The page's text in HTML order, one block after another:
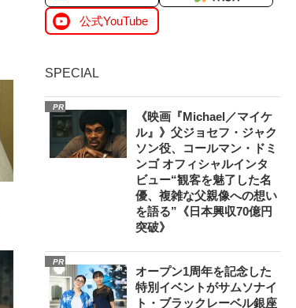
公式YouTube
SPECIAL
PR
《映画『Michael／マイケ
ル』》父ジョセフ・ジャク
ソン役、コールマン・ドミ
ンゴ オフィシャルインタ
ビュー“観客を魅了した名
優、複雑な父親像への想い
を語る”《日本興収70億円
突破》
PR
オープン1周年を記念した
特別イベントがサムソナイ
ト・ブラックレーベル銀座